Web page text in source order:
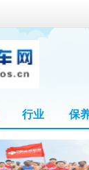
行业 保